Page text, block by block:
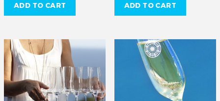
ADD TO CART ADD TO CART